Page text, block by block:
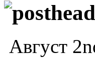
Август